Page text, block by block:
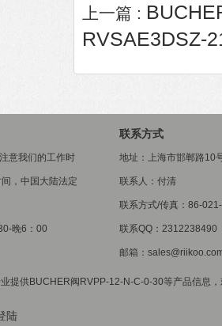
上一篇 :
RVSAE3DSZ-
意我们的工作时
，中国大陆法定
晚6：00
联系方式
地址：上海市邯郸路10
联系人：付清
联系方式/传真：86-
联系QQ：2312238490
邮箱：
提供BUCHER阀RVPP-12-N-C-0-30等产品信息
陆